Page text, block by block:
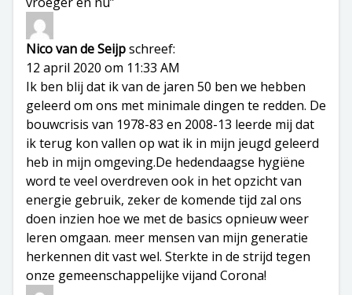
Nico van de Seijpschreef:
12 april 2020 om 11:33 AM
Ik ben blij dat ik van de jaren 50 ben we hebben
geleerd om ons met minimale dingen te redden. De
bouwcrisis van 1978-83 en 2008-13 leerde mij dat
ik terug kon vallen op wat ik in mijn jeugd geleerd
heb in mijn omgeving.De hedendaagse hygiëne
word te veel overdreven ook in het opzicht van
energie gebruik, zeker de komende tijd zal ons
doen inzien hoe we met de basics opnieuw weer
leren omgaan. meer mensen van mijn generatie
herkennen dit vast wel. Sterkte in de strijd tegen
onze gemeenschappelijke vijand Corona!